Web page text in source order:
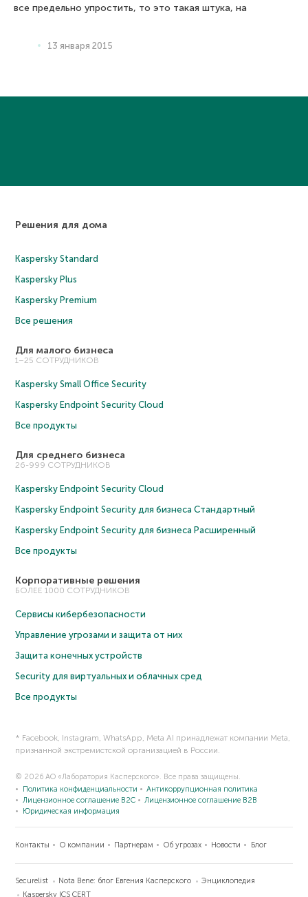
все предельно упростить, то это такая штука, на
13 января 2015
Решения для дома
Kaspersky Standard
Kaspersky Plus
Kaspersky Premium
Все решения
Для малого бизнеса
1–25 СОТРУДНИКОВ
Kaspersky Small Office Security
Kaspersky Endpoint Security Cloud
Все продукты
Для среднего бизнеса
26-999 СОТРУДНИКОВ
Kaspersky Endpoint Security Cloud
Kaspersky Endpoint Security для бизнеса Cтандартный
Kaspersky Endpoint Security для бизнеса Расширенный
Все продукты
Корпоративные решения
БОЛЕЕ 1000 СОТРУДНИКОВ
Сервисы кибербезопасности
Управление угрозами и защита от них
Защита конечных устройств
Security для виртуальных и облачных сред
Все продукты
* Facebook, Instagram, WhatsApp, Meta AI принадлежат компании Meta,
признанной экстремистской организацией в России.
© 2026 АО «Лаборатория Касперского». Все права защищены.
Политика конфиденциальности
Антикоррупционная политика
Лицензионное соглашение B2C
Лицензионное соглашение B2B
Юридическая информация
Контакты О компании Партнерам Об угрозах Новости Блог
Securelist Nota Bene: блог Евгения Касперского
Энциклопедия
Kaspersky ICS CERT